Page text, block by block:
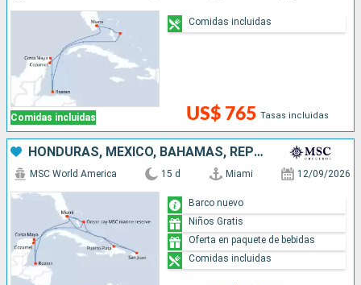
Comidas incluidas US$ 765 Tasas incluidas
Comidas incluidas
HONDURAS, MÉXICO, BAHAMAS, REPÚBLICA DOMINICANA, PUERTO RICO, ESTADOS UNIDOS
MSC World America 15 d Miami 12/09/2026
Barco nuevo
Niños Gratis
Oferta en paquete de bebidas
Comidas incluidas